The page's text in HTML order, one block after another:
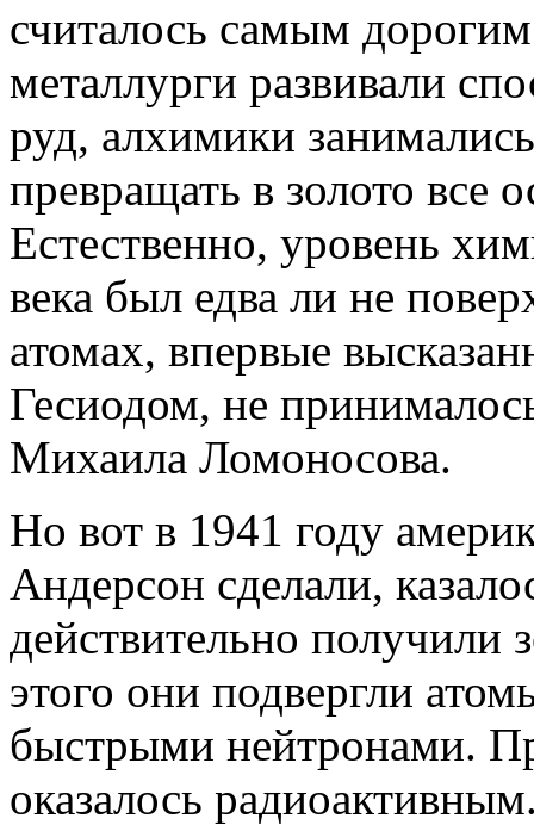
считалось самым
металлурги развивали
руд, алхимики
превращать в золото все
Естественно, уровень
века был едва ли не
атомах, впервые
Гесиодом, не
Михаила Ломоносова.
Но вот в 1941 году
Андерсон сделали,
действительно получили
этого они подвергли
быстрыми нейтронами.
оказалось